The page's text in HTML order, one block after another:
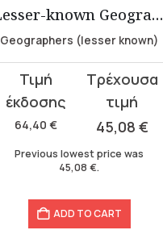
Lesser-known Geographers Collection (3 volumes)
Geographers (lesser known)
64,40€
Original
price
was:
64,40 €.
45,08 €
Current
price
45,08 €.
Previous lowest price was
45,08€.
ADD TO CART